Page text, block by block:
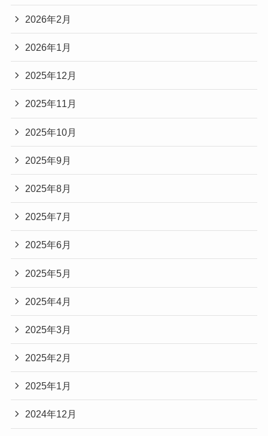
2026年2月
2026年1月
2025年12月
2025年11月
2025年10月
2025年9月
2025年8月
2025年7月
2025年6月
2025年5月
2025年4月
2025年3月
2025年2月
2025年1月
2024年12月